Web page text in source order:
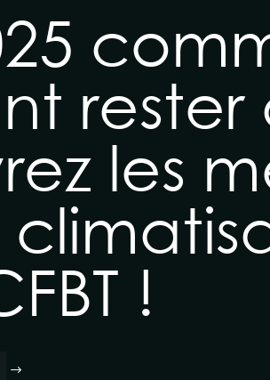
rester
les
!
$